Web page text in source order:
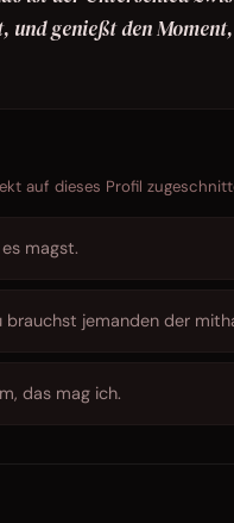
genießt den
auf dieses Profil
magst.
jemanden der
das mag ich.